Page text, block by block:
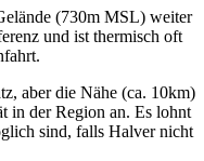
(730m MSL) weiter
und ist thermisch oft
aber die Nähe (ca. 10km)
in der Region an. Es lohnt
sind, falls Halver nicht